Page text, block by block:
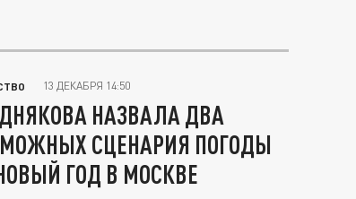
13 ДЕКАБРЯ 14:50
НАЗВАЛА ДВА
СЦЕНАРИЯ ПОГОДЫ
ГОД В МОСКВЕ